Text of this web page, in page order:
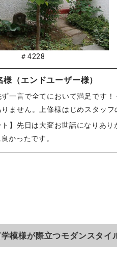
＃4228
（エンドユーザー様）
ず一言で全てにおいて満足です
ません。上條様はじめスタッ
】 先日は大変お世話になりあ
かったです。
模様が際立つモダンスタイ